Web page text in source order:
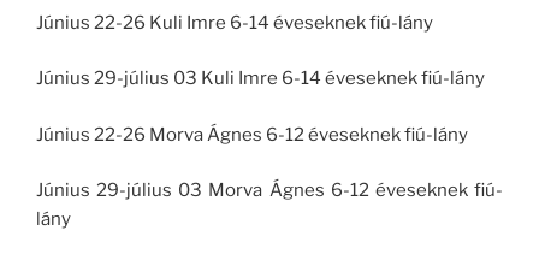
Június 22-26 Kuli Imre 6-14 éveseknek fiú-lány
Június 29-július 03 Kuli Imre 6-14 éveseknek fiú-lány
Június 22-26 Morva Ágnes 6-12 éveseknek fiú-lány
Június 29-július 03 Morva Ágnes 6-12 éveseknek fiú-
lány